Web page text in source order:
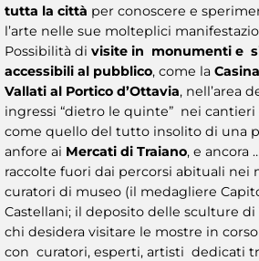
tutta la città per conoscere e
l’arte nelle sue molteplici
Possibilità di visite in monumenti e
accessibili al pubblico, come la
Vallati al Portico d’Ottavia, nell’area
ingressi “dietro le quinte” nei
come quello del tutto insolito di una
anfore ai Mercati di Traiano, e ancora
raccolte fuori dai percorsi abituali nei
curatori di museo (il medagliere
Castellani; il deposito delle sculture
chi desidera visitare le mostre in
con curatori, esperti, artisti dedicati